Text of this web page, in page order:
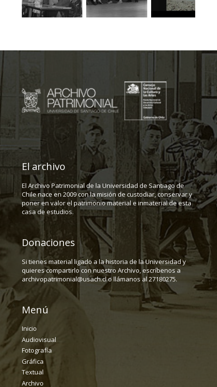
El archivo
El Archivo Patrimonial de la Universidad de Santiago de
Chile nace en 2009 con la misión de custodiar, conservar y
poner en valor el patrimonio material e inmaterial de esta
casa de estudios.
Donaciones
Si tienes material ligado a la historia de la Universidad y
quieres compartirlo con nuestro Archivo, escríbenos a
archivopatrimonial@usach.cl o llámanos al 27180275.
Menú
Inicio
Audiovisual
Fotografía
Gráfica
Textual
Archivo